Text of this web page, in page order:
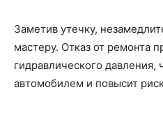
Заметив утечку,
мастеру. Отказ от ремонта
гидравлического давления,
автомобилем и повысит